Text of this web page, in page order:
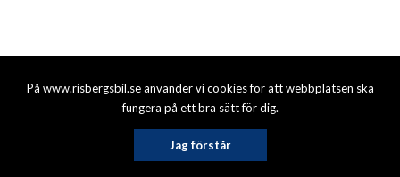
På www.risbergsbil.se använder vi cookies för att webbplatsen ska
fungera på ett bra sätt för dig.
Jag förstår